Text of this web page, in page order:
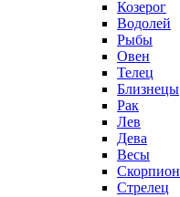
Козерог
Водолей
Рыбы
Овен
Телец
Близнецы
Рак
Лев
Дева
Весы
Скорпион
Стрелец